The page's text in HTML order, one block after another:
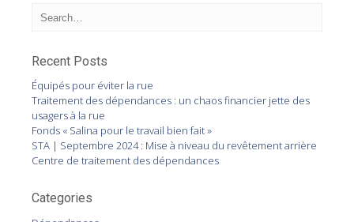
Recent Posts
Équipés pour éviter la rue
Traitement des dépendances : un chaos financier jette des
usagers à la rue
Fonds « Salina pour le travail bien fait »
STA | Septembre 2024 : Mise à niveau du revêtement arrière
Centre de traitement des dépendances
Categories